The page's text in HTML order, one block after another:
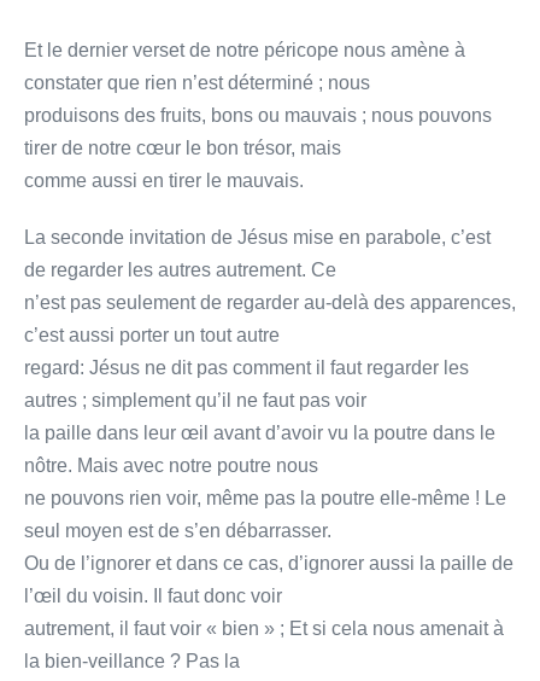
Et le dernier verset de notre péricope nous amène à
constater que rien n’est déterminé ; nous
produisons des fruits, bons ou mauvais ; nous pouvons
tirer de notre cœur le bon trésor, mais
comme aussi en tirer le mauvais.
La seconde invitation de Jésus mise en parabole, c’est
de regarder les autres autrement. Ce
n’est pas seulement de regarder au-delà des apparences,
c’est aussi porter un tout autre
regard: Jésus ne dit pas comment il faut regarder les
autres ; simplement qu’il ne faut pas voir
la paille dans leur œil avant d’avoir vu la poutre dans le
nôtre. Mais avec notre poutre nous
ne pouvons rien voir, même pas la poutre elle-même ! Le
seul moyen est de s’en débarrasser.
Ou de l’ignorer et dans ce cas, d’ignorer aussi la paille de
l’œil du voisin. Il faut donc voir
autrement, il faut voir « bien » ; Et si cela nous amenait à
la bien-veillance ? Pas la